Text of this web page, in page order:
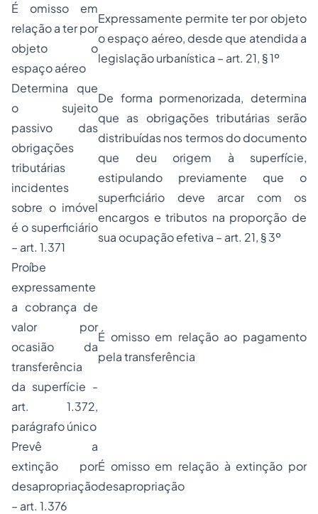
É omisso em
relação a ter por
objeto o
espaço aéreo
Expressamente permite ter por objeto
o espaço aéreo, desde que atendida a
legislação urbanística – art. 21, § 1º
Determina que
o sujeito
passivo das
obrigações
tributárias
incidentes
sobre o imóvel
é o superficiário
– art. 1.371
De forma pormenorizada, determina
que as obrigações tributárias serão
distribuídas nos termos do documento
que deu origem à superfície,
estipulando previamente que o
superficiário deve arcar com os
encargos e tributos na proporção de
sua ocupação efetiva – art. 21, § 3º
Proíbe
expressamente
a cobrança de
valor por
ocasião da
transferência
da superfície -
art. 1.372,
parágrafo único
É omisso em relação ao pagamento
pela transferência
Prevê a
extinção por
desapropriação
– art. 1.376
É omisso em relação à extinção por
desapropriação